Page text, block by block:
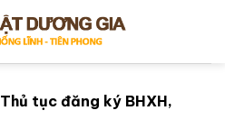
Thủ tục đăng ký BHXH,